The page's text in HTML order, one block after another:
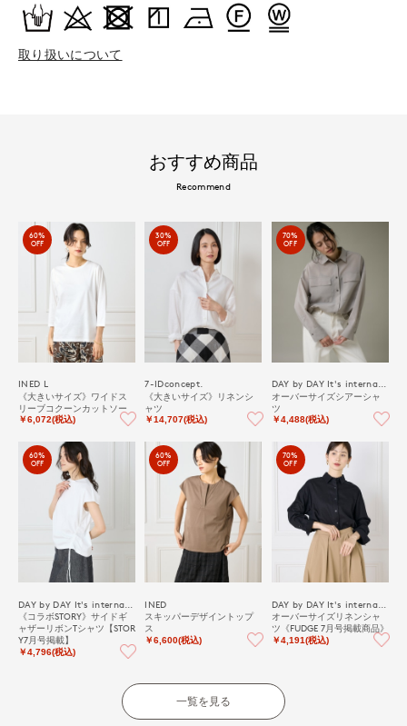
取り扱いについて
おすすめ商品
Recommend
60%
OFF
INED L
《大きいサイズ》ワイドス
リーブコクーンカットソー
￥6,072(税込)
30%
OFF
7-IDconcept.
《大きいサイズ》リネンシ
ャツ
￥14,707(税込)
70%
OFF
オーバーサイズシアーシャ
ツ
￥4,488(税込)
60%
OFF
《コラボSTORY》サイドギ
ャザーリボンTシャツ【STOR
Y7月号掲載】
￥4,796(税込)
60%
OFF
INED
スキッパーデザイントップ
ス
￥6,600(税込)
70%
OFF
オーバーサイズリネンシャ
ツ《FUDGE 7月号掲載商品》
￥4,191(税込)
一覧を見る